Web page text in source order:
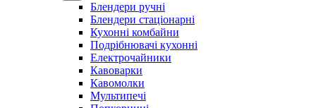
Блендери ручні
Блендери стаціонарні
Кухонні комбайни
Подрібнювачі кухонні
Електрочайники
Кавоварки
Кавомолки
Мультипечі